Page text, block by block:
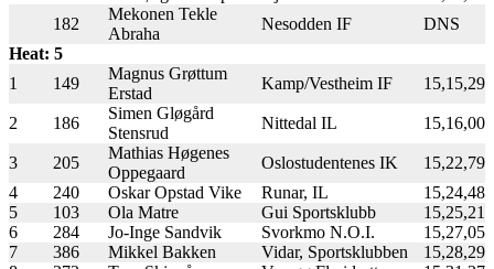
182
Mekonen Tekle
Abraha
Nesodden IF
DNS
Heat: 5
1
149
Magnus Grøttum
Erstad
Kamp/Vestheim IF 15,15,29
2 186
Simen Gløgård
Stensrud
Nittedal IL 15,16,00
3 205
Mathias Høgenes
Oppegaard
Oslostudentenes IK
15,22,79
4
240 Oskar Opstad Vike Runar, IL
15,24,48
5
103 Ola Matre Gui Sportsklubb
15,25,21
6
284 Jo-Inge Sandvik Svorkmo N.O.I.
15,27,05
7
386 Mikkel Bakken Vidar, Sportsklubben
15,28,29